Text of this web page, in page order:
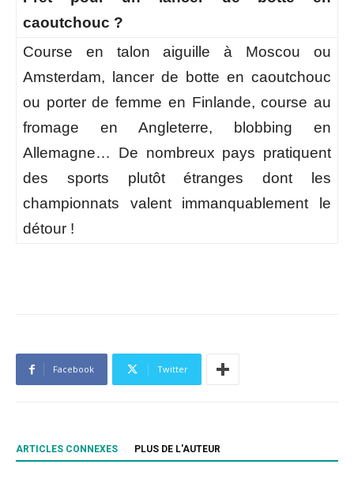
caoutchouc ?
Course en talon aiguille à Moscou ou
Amsterdam, lancer de botte en caoutchouc
ou porter de femme en Finlande, course au
fromage en Angleterre, blobbing en
Allemagne… De nombreux pays pratiquent
des sports plutôt étranges dont les
championnats valent immanquablement le
détour !
Facebook Twitter
ARTICLES CONNEXES PLUS DE L'AUTEUR